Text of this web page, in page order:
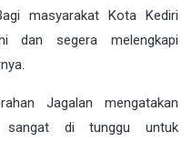
masyarakat Kota Kediri
dan segera melengkapi
Jagalan mengatakan
di tunggu untuk